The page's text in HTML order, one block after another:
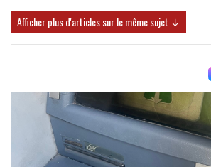
Afficher plus d'articles sur le même sujet ↓